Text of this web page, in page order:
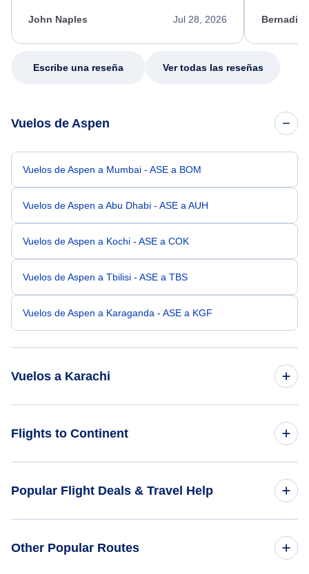
appreciate her excellent service.
Jul 28, 2026
John Naples
my issue.
Escribe una reseña Ver todas las reseñas
Vuelos de Aspen
Vuelos de Aspen a Mumbai - ASE a BOM
Vuelos de Aspen a Abu Dhabi - ASE a AUH
Vuelos de Aspen a Kochi - ASE a COK
Vuelos de Aspen a Tbilisi - ASE a TBS
Vuelos de Aspen a Karaganda - ASE a KGF
Vuelos a Karachi
Vuelos de Anchorage a Karachi - ANC a KHI
Flights to Continent
Flights to Caribbean
Popular Flight Deals & Travel Help
Other Popular Routes